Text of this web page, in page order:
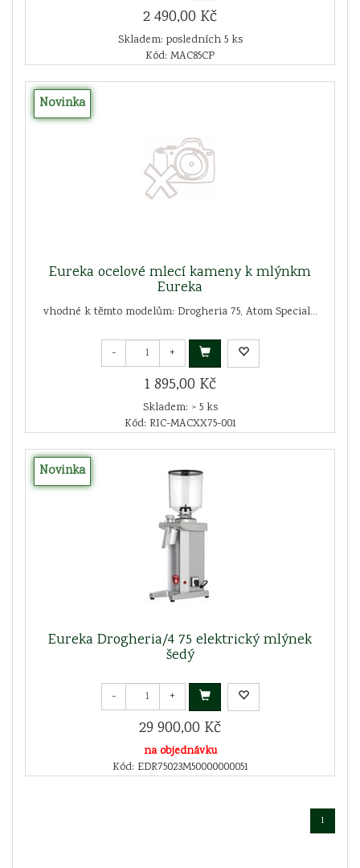
2 490,00 Kč
Skladem: posledních 5 ks
Kód: MAC85CP
Novinka
Eureka ocelové mlecí kameny k mlýnkm
Eureka
vhodné k těmto modelům: Drogheria 75, Atom Special...
- +
1 895,00 Kč
Skladem: > 5 ks
Kód: RIC-MACXX75-001
Novinka
Eureka Drogheria/4 75 elektrický mlýnek
šedý
- +
29 900,00 Kč
na objednávku
Kód: EDR75023M50000000051
1